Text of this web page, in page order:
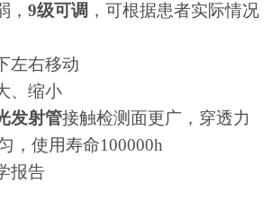
，9级可调 ，可根据患者实际情况
左右移动
、缩小
发射管接触检测面更广，穿透力
，使用寿命100000h
报告